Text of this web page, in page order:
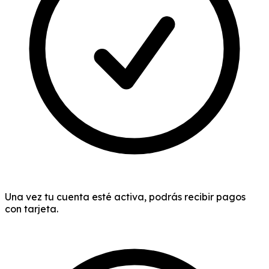
Una vez tu cuenta esté activa, podrás recibir pagos
con tarjeta.